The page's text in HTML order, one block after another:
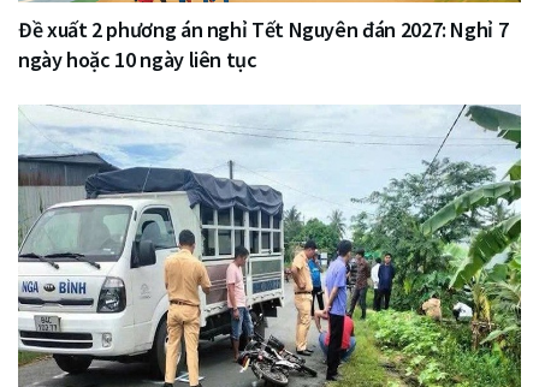
Đề xuất 2 phương án nghỉ Tết Nguyên đán 2027: Nghỉ 7
ngày hoặc 10 ngày liên tục